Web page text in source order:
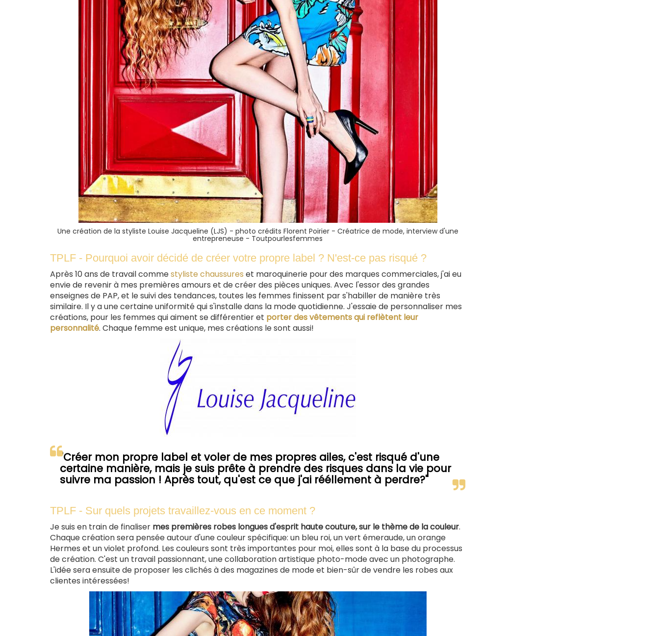
Une création de la styliste Louise Jacqueline (LJS) - photo crédits Florent Poirier - Créatrice de mode, interview d'une
entrepreneuse - Toutpourlesfemmes
TPLF - Pourquoi avoir décidé de créer votre propre label ? N'est-ce pas risqué ?
Après 10 ans de travail commestyliste chaussures et maroquinerie pour des marques commerciales, j'ai eu
envie de revenir à mes premières amours et de créer des pièces uniques. Avec l'essor des grandes
enseignes de PAP, et le suivi des tendances, toutes les femmes finissent par s'habiller de manière très
similaire. Il y a une certaine uniformité qui s'installe dans la mode quotidienne. J'essaie de personnaliser mes
créations, pour les femmes qui aiment se différentier et porter des vêtements qui reflètent leur
personnalité. Chaque femme est unique, mes créations le sont aussi!
"Créer mon propre label et voler de mes propres ailes, c'est risqué d'une
certaine manière, mais je suis prête à prendre des risques dans la vie pour
suivre ma passion ! Après tout, qu'est ce que j'ai rééllement à perdre?"
TPLF - Sur quels projets travaillez-vous en ce moment ?
Je suis en train de finaliser mes premières robes longues d'esprit haute couture, sur le thème de la couleur.
Chaque création sera pensée autour d'une couleur spécifique: un bleu roi, un vert émeraude, un orange
Hermes et un violet profond. Les couleurs sont très importantes pour moi, elles sont à la base du processus
de création. C'est un travail passionnant, une collaboration artistique photo-mode avec un photographe.
L'idée sera ensuite de proposer les clichés à des magazines de mode et bien-sûr de vendre les robes aux
clientes intéressées!